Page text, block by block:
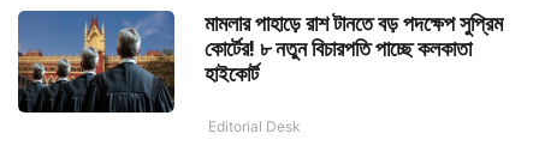
মামলার পাহাড়ে রাশ টানতে বড় পদক্ষেপ সুপ্রিম
কোর্টের! ৮ নতুন বিচারপতি পাচ্ছে কলকাতা
হাইকোর্ট
Editorial Desk